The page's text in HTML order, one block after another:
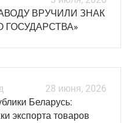
ВРУЧИЛИ ЗНАК
28 июня, 2026
Беларусь:
экспорта товаров